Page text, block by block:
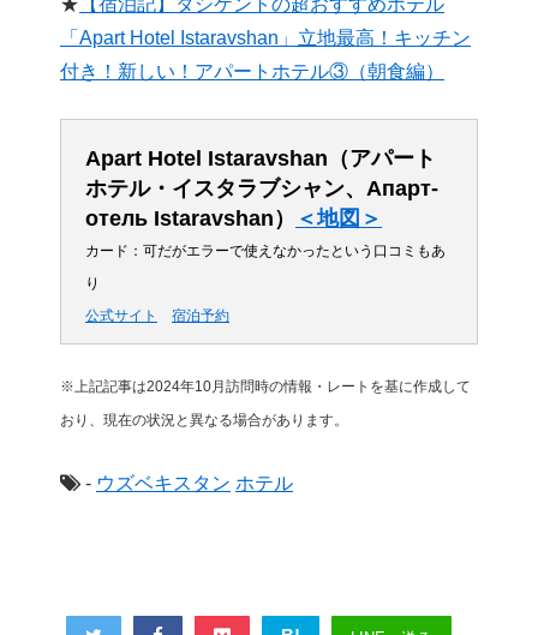
「Apart Hotel Istaravshan」立地最高！キッチン
付き！新しい！アパートホテル③（朝食編）
Apart Hotel Istaravshan（アパート
ホテル・イスタラブシャン、Апарт-
отель Istaravshan）
＜地図＞
カード：可だがエラーで使えなかったという口コミもあ
り
公式サイト
宿泊予約
※上記記事は2024年10月訪問時の情報・レートを基に作成して
おり、現在の状況と異なる場合があります。
- ウズベキスタン ホテル